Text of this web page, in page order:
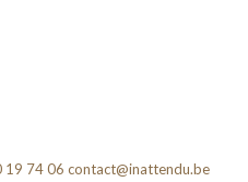
19 74 06 contact@inattendu.be